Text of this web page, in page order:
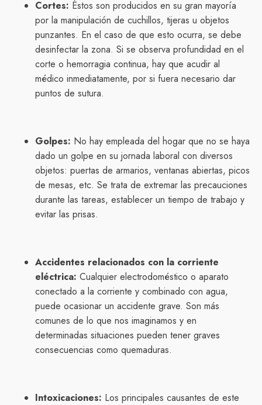
Cortes: Éstos son producidos en su gran mayoría
por la manipulación de cuchillos, tijeras u objetos
punzantes. En el caso de que esto ocurra, se debe
desinfectar la zona. Si se observa profundidad en el
corte o hemorragia continua, hay que acudir al
médico inmediatamente, por si fuera necesario dar
puntos de sutura.
Golpes: No hay empleada del hogar que no se haya
dado un golpe en su jornada laboral con diversos
objetos: puertas de armarios, ventanas abiertas, picos
de mesas, etc. Se trata de extremar las precauciones
durante las tareas, establecer un tiempo de trabajo y
evitar las prisas.
Accidentes relacionados con la corriente
eléctrica: Cualquier electrodoméstico o aparato
conectado a la corriente y combinado con agua,
puede ocasionar un accidente grave. Son más
comunes de lo que nos imaginamos y en
determinadas situaciones pueden tener graves
consecuencias como quemaduras.
Intoxicaciones: Los principales causantes de este